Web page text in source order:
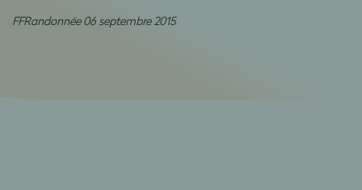
FFRandonnée 06 septembre 2015